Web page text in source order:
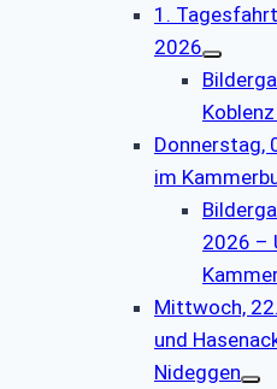
1.
2026
Donnerstag,
im
2026 –
Mittwoch,
und
Nideggen